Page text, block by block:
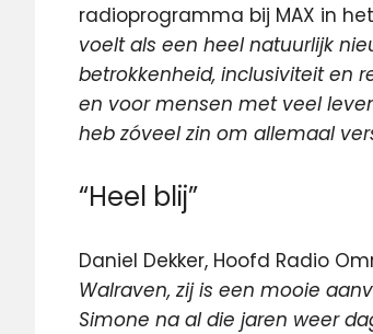
radioprogramma bij MAX in
voelt als een heel natuurlijk
betrokkenheid, inclusiviteit en
en voor mensen met veel
heb zóveel zin om allemaal
“Heel blij”
Daniel Dekker, Hoofd Radio
Walraven, zij is een mooie
Simone na al die jaren weer